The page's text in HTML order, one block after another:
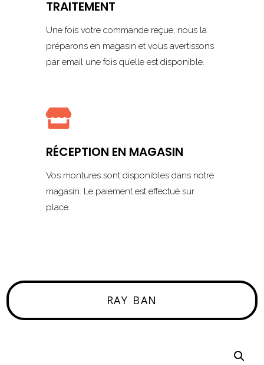
TRAITEMENT
Une fois votre commande reçue, nous la
préparons en magasin et vous avertissons
par email une fois qu’elle est disponible.

RÉCEPTION EN MAGASIN
Vos montures sont disponibles dans notre
magasin. Le paiement est effectué sur
place.
RAY BAN